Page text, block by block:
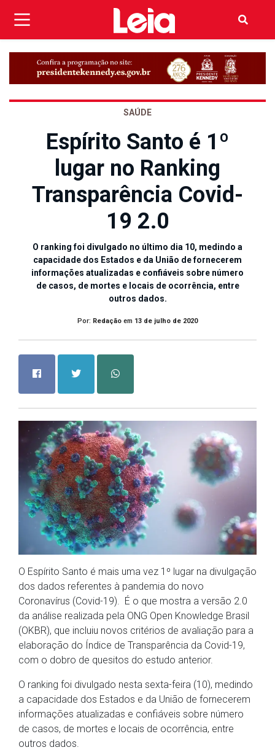
SAÚDE
Espírito Santo é 1º
lugar no Ranking
Transparência Covid-
19 2.0
O ranking foi divulgado no último dia 10, medindo a
capacidade dos Estados e da União de fornecerem
informações atualizadas e confiáveis sobre número
de casos, de mortes e locais de ocorrência, entre
outros dados.
Por: Redação em 13 de julho de 2020
O Espírito Santo é mais uma vez 1º lugar na divulgação
dos dados referentes à pandemia do novo
Coronavírus (Covid-19). É o que mostra a versão 2.0
da análise realizada pela ONG Open Knowledge Brasil
(OKBR), que incluiu novos critérios de avaliação para a
elaboração do Índice de Transparência da Covid-19,
com o dobro de quesitos do estudo anterior.
O ranking foi divulgado nesta sexta-feira (10), medindo
a capacidade dos Estados e da União de fornecerem
informações atualizadas e confiáveis sobre número
de casos, de mortes e locais de ocorrência, entre
outros dados.